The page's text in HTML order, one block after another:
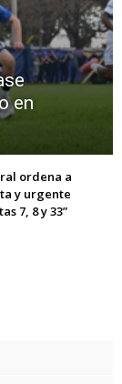
en
ordena a
y urgente
7, 8 y 33”